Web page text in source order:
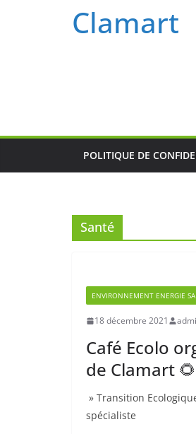
Clamart
POLITIQUE DE
Santé
ENVIRONNEMENT ENERGIE
18 décembre 2021
Café Ecolo
de Clamart
» Transition
spécialiste